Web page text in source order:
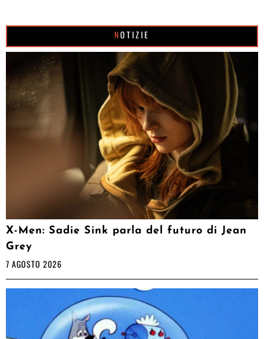
NOTIZIE
X-Men: Sadie Sink parla del futuro di Jean
Grey
7 AGOSTO 2026